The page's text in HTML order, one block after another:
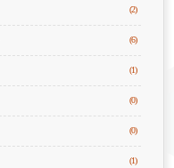
(2)
(6)
(1)
(0)
(0)
(1)